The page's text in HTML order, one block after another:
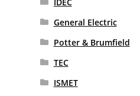
General Electric
Potter & Brumfield
TEC
ISMET